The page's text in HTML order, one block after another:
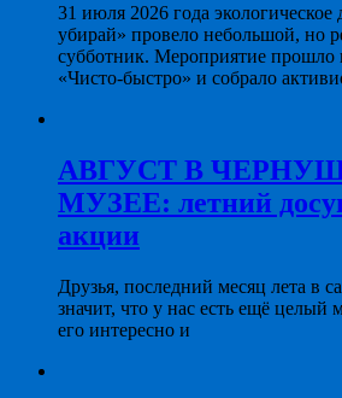
31 июля 2026 года
убирай» провело небольшой, но
субботник. Мероприятие прошло
«Чисто-быстро» и собрало
АВГУСТ В
МУЗЕЕ: летний
акции
Друзья, последний месяц лета в
значит, что у нас есть ещё целый
его интересно и